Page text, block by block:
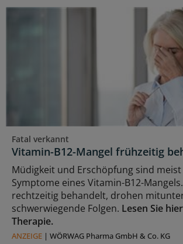
Fatal verkannt
Vitamin-B12-Mangel frühzeitig
Müdigkeit und Erschöpfung sind
Symptome eines Vitamin-B12-
rechtzeitig behandelt, drohen
schwerwiegende Folgen. Lesen Sie
Therapie.
ANZEIGE | WÖRWAG Pharma GmbH & Co. KG